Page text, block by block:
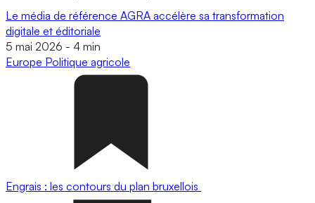
Le média de référence AGRA accélère sa transformation
digitale et éditoriale
5 mai 2026 - 4 min
Europe Politique agricole
Engrais : les contours du plan bruxellois